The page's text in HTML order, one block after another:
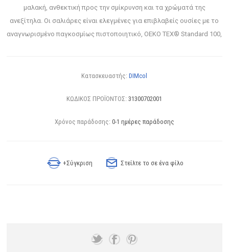
μαλακή, ανθεκτική προς την σμίκρυνση και τα χρώματά της
ανεξίτηλα. Οι σαλιάρες είναι ελεγμένες για επιβλαβείς ουσίες με το
αναγνωρισμένο παγκοσμίως πιστοποιητικό, OEKO TEX® Standard 100,
Κατασκευαστής: DIMcol
ΚΩΔΙΚΟΣ ΠΡΟΪΟΝΤΟΣ: 31300702001
Χρόνος παράδοσης: 0-1 ημέρες παράδοσης
+Σύγκριση Στείλτε το σε ένα φίλο